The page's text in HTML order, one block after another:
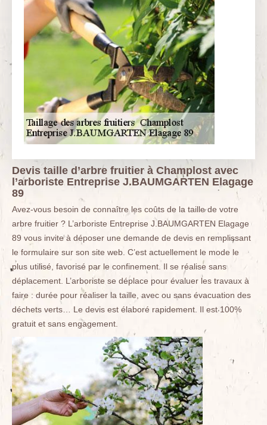
Devis taille d’arbre fruitier à Champlost avec
l’arboriste Entreprise J.BAUMGARTEN Elagage
89
Avez-vous besoin de connaître les coûts de la taille de votre
arbre fruitier ? L’arboriste Entreprise J.BAUMGARTEN Elagage
89 vous invite à déposer une demande de devis en remplissant
le formulaire sur son site web. C’est actuellement le mode le
plus utilisé, favorisé par le confinement. Il se réalise sans
déplacement. L’arboriste se déplace pour évaluer les travaux à
faire : durée pour réaliser la taille, avec ou sans évacuation des
déchets verts… Le devis est élaboré rapidement. Il est 100%
gratuit et sans engagement.